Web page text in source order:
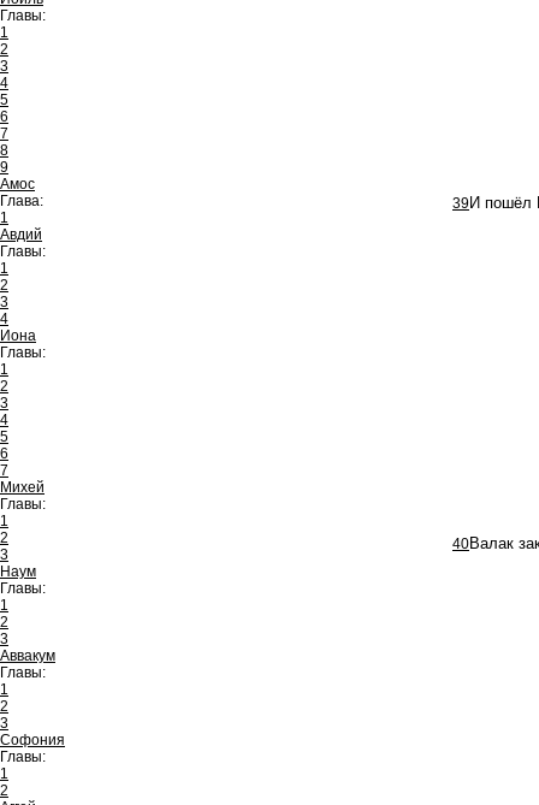
Главы:
1
2
3
4
5
6
7
8
9
Амос
Глава:
1
Авдий
Главы:
1
2
3
4
Иона
Главы:
1
2
3
4
5
6
7
Михей
Главы:
1
2
3
Наум
Главы:
1
2
3
Аввакум
Главы:
1
2
3
Софония
Главы:
1
2
39И пошёл
40Валак